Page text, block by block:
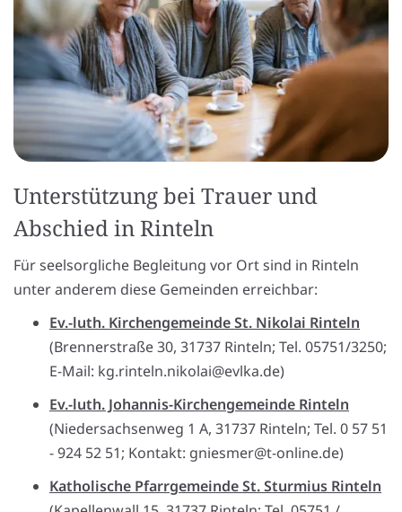
Unterstützung bei Trauer und
Abschied in Rinteln
Für seelsorgliche Begleitung vor Ort sind in Rinteln
unter anderem diese Gemeinden erreichbar:
Ev.-luth. Kirchengemeinde St. Nikolai Rinteln
(Brennerstraße 30, 31737 Rinteln; Tel. 05751/3250;
E-Mail: kg.rinteln.nikolai@evlka.de)
Ev.-luth. Johannis-Kirchengemeinde Rinteln
(Niedersachsenweg 1 A, 31737 Rinteln; Tel. 0 57 51
- 924 52 51; Kontakt: gniesmer@t-online.de)
Katholische Pfarrgemeinde St. Sturmius Rinteln